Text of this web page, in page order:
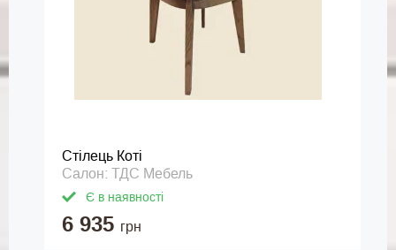
Стілець Коті
Салон: ТДС Мебель
Є в наявності
6 935 грн